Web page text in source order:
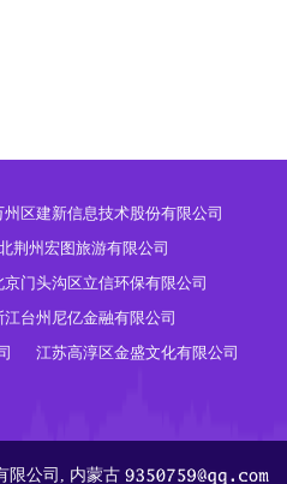
州区建新信息技术股份有限公司
荆州宏图旅游有限公司
京门头沟区立信环保有限公司
江台州尼亿金融有限公司
江苏高淳区金盛文化有限公司
限公司, 内蒙古